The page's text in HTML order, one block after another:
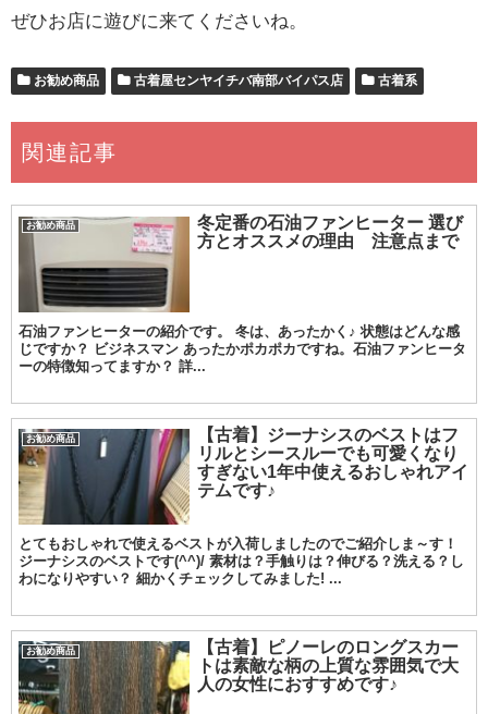
ぜひお店に遊びに来てくださいね。
お勧め商品 古着屋センヤイチバ南部バイパス店 古着系
関連記事
お勧め商品
冬定番の石油ファンヒーター 選び
方とオススメの理由 注意点まで
石油ファンヒーターの紹介です。 冬は、あったかく♪ 状態はどんな感
じですか？ ビジネスマン あったかポカポカですね。石油ファンヒータ
ーの特徴知ってますか？ 詳...
お勧め商品
【古着】ジーナシスのベストはフ
リルとシースルーでも可愛くなり
すぎない1年中使えるおしゃれアイ
テムです♪
とてもおしゃれで使えるベストが入荷しましたのでご紹介しま～す！
ジーナシスのベストです(^^)/ 素材は？手触りは？伸びる？洗える？し
わになりやすい？ 細かくチェックしてみました! ...
お勧め商品
【古着】ピノーレのロングスカー
トは素敵な柄の上質な雰囲気で大
人の女性におすすめです♪